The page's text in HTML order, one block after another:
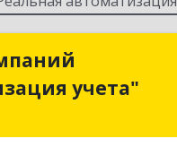
учета"
компаний
учета"